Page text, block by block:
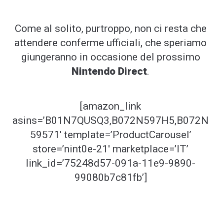
Come al solito, purtroppo, non ci resta che
attendere conferme ufficiali, che speriamo
giungeranno in occasione del prossimo
Nintendo Direct.
[amazon_link
asins=’B01N7QUSQ3,B072N597H5,B072N
59571′ template=’ProductCarousel’
store=’nint0e-21′ marketplace=’IT’
link_id=’75248d57-091a-11e9-9890-
99080b7c81fb’]